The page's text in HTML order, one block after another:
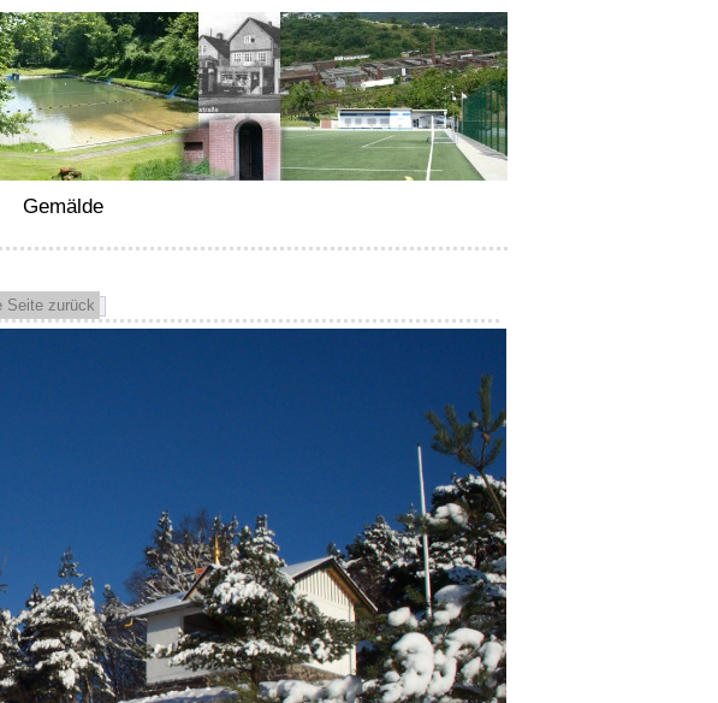
Gemälde